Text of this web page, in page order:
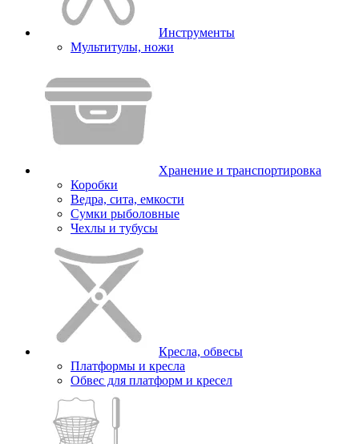
Инструменты
Мультитулы, ножи
Хранение и транспортировка
Коробки
Ведра, сита, емкости
Сумки рыболовные
Чехлы и тубусы
Кресла, обвесы
Платформы и кресла
Обвес для платформ и кресел